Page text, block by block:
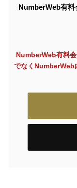
NumberWeb有料
NumberWeb有料
でなく NumberWeb